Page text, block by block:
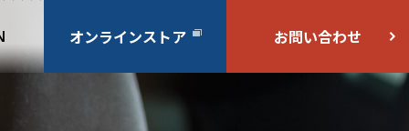
オンラインストア お問い合わせ